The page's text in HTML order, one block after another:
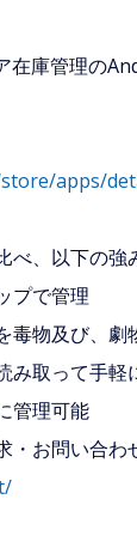
在庫管理の
apps/
べ、以下の強
プで管理
毒物及び、
み取って手軽
管理可能
・お問い合わ